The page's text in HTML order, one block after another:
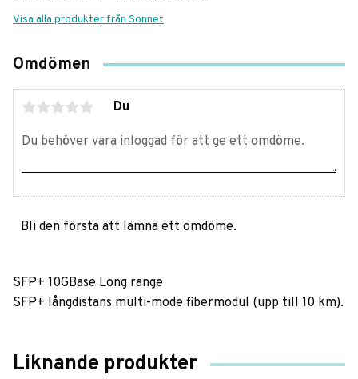
Visa alla produkter från Sonnet
Omdömen
Du
Bli den första att lämna ett omdöme.
SFP+ 10GBase Long range
SFP+ långdistans multi-mode fibermodul (upp till 10 km).
Liknande produkter